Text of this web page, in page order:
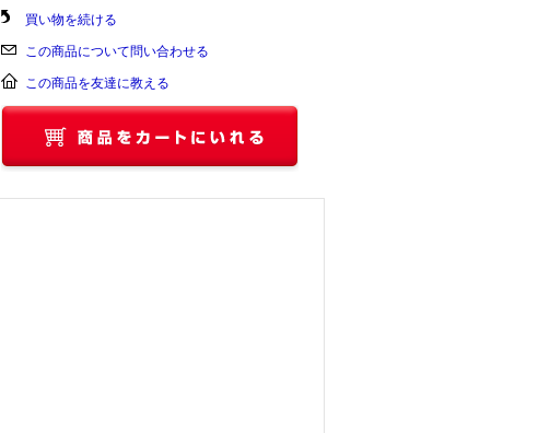
買い物を続ける
この商品について問い合わせる
この商品を友達に教える